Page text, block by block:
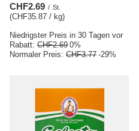
CHF2.69 / St.
(CHF35.87 / kg)
Niedrigster Preis in 30 Tagen vor
Rabatt: CHF2.69 0%
Normaler Preis: CHF3.77 -29%